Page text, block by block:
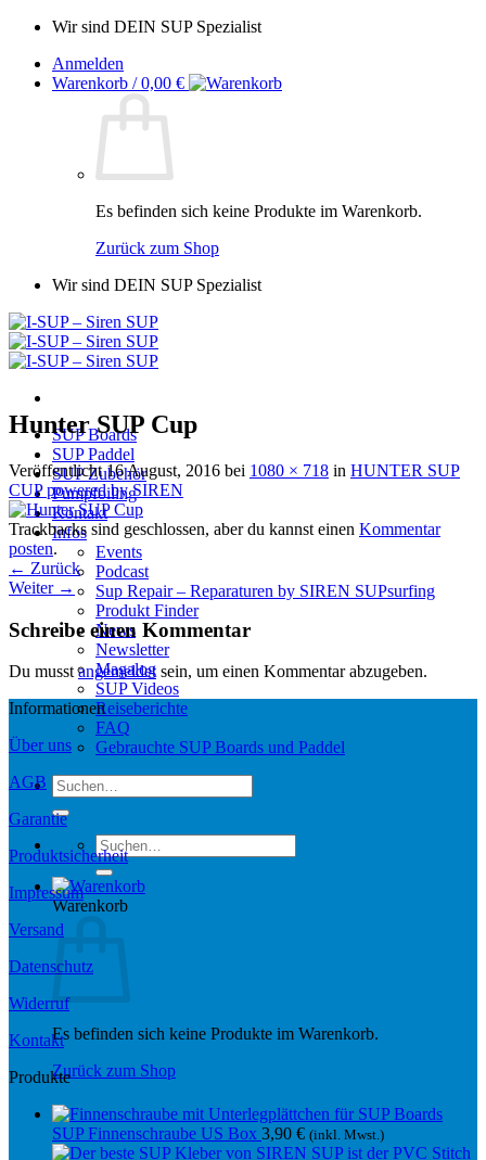
Zum
springen
Wir sind DEIN SUP Spezialist
Anmelden
Warenkorb /0,00 €
Es befinden sich keine Produkte im Warenkorb.
Zurück zum Shop
Wir sind DEIN SUP Spezialist
SUP Boards
SUP Paddel
SUP Zubehör
Pumpfoiling
Kontakt
Infos
Events
Podcast
Sup Repair – Reparaturen by SIREN SUPsurfing
Produkt Finder
News
Newsletter
Magalog
SUP Videos
Reiseberichte
FAQ
Gebrauchte SUP Boards und Paddel
Suchen
nach:
Suchen
nach:
Warenkorb
Es befinden sich keine Produkte im Warenkorb.
Zurück zum Shop
Hunter SUP Cup
Veröffentlicht16 August, 2016 bei 1080 × 718 in HUNTER SUP
CUP powered by SIREN
Trackbacks sind geschlossen, aber du kannst einen Kommentar
posten.
← Zurück
Weiter →
Schreibe einen Kommentar
Du musstangemeldet sein, um einen Kommentar abzugeben.
Informationen
Über uns
AGB
Garantie
Produktsicherheit
Impressum
Versand
Datenschutz
Widerruf
Kontakt
Produkte
SUP Finnenschraube US Box 3,90 € (inkl. Mwst.)